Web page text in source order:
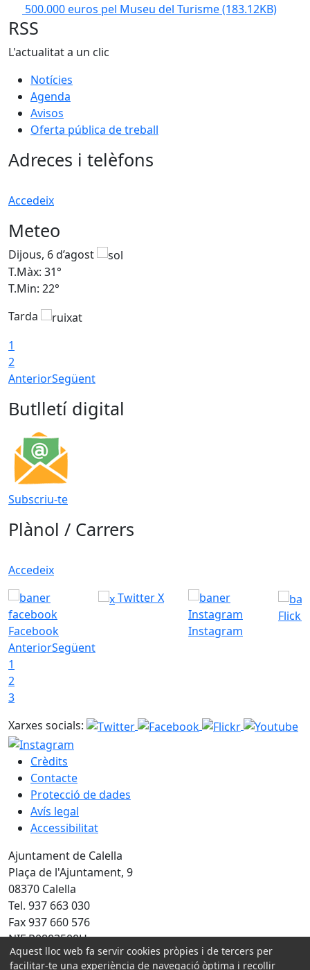
500.000 euros pel Museu del Turisme(183.12KB)
RSS
L'actualitat a un clic
Notícies
Agenda
Avisos
Oferta pública de treball
Adreces i telèfons
Accedeix
Meteo
Dijous, 6 d’agost
T.Màx: 31°
T.Min: 22°
Tarda
1
2
AnteriorSegüent
Butlletí digital
Subscriu-te
Plànol / Carrers
Accedeix
Facebook
Twitter X
Instagram
Flickr
AnteriorSegüent
1
2
3
Xarxes socials:
Crèdits
Contacte
Protecció de dades
Avís legal
Accessibilitat
Ajuntament de Calella
Plaça de l'Ajuntament, 9
08370 Calella
Tel. 937 663 030
Fax 937 660 576
NIF P0803500H
Amb la col·laboració de:
Aquest lloc web fa servir cookies pròpies i de tercers per
facilitar-te una experiència de navegació òptima i recollir